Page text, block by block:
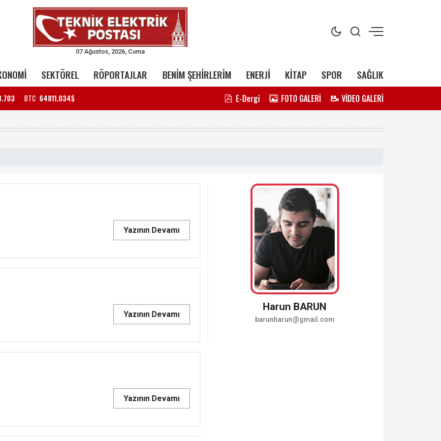
07 Ağustos, 2026, Cuma
SEKTÖREL RÖPORTAJLAR BENİM ŞEHİRLERİM ENERJİ KİTAP SPOR SAĞLIK
BTC 64811.034$ E-Dergi FOTO GALERİ VİDEO GALERİ
Yazının Devamı
Yazının Devamı
Yazının Devamı
Harun BARUN
barunharun@gmail.com